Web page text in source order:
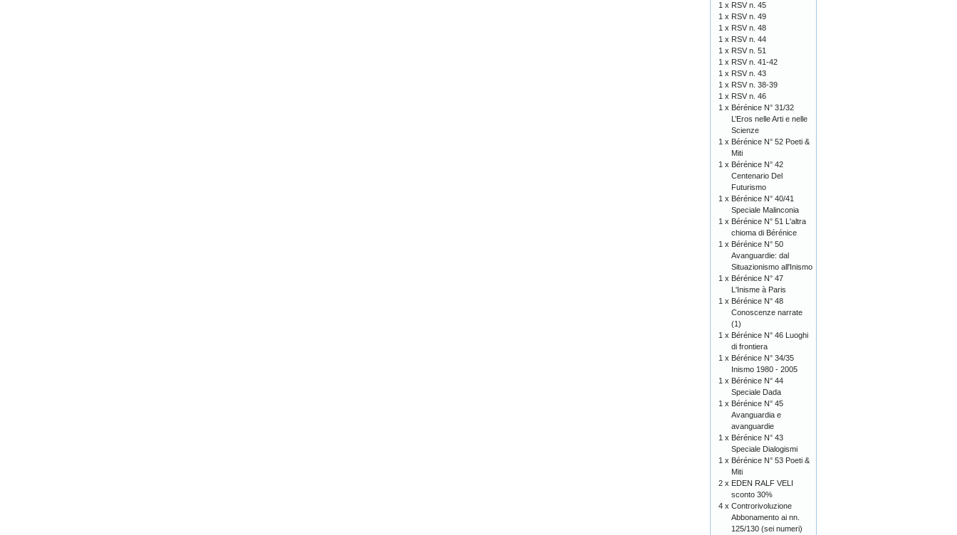
1 x RSV n. 45
1 x RSV n. 49
1 x RSV n. 48
1 x RSV n. 44
1 x RSV n. 51
1 x RSV n. 41-42
1 x RSV n. 43
1 x RSV n. 38-39
1 x RSV n. 46
1 x Bérénice N° 31/32
L’Eros nelle Arti e nelle
Scienze
1 x Bérénice N° 52 Poeti &
Miti
1 x Bérénice N° 42
Centenario Del
Futurismo
1 x Bérénice N° 40/41
Speciale Malinconia
1 x Bérénice N° 51 L'altra
chioma di Bérénice
1 x Bérénice N° 50
Avanguardie: dal
Situazionismo all'Inismo
1 x Bérénice N° 47
L'Inisme à Paris
1 x Bérénice N° 48
Conoscenze narrate
(1)
1 x Bérénice N° 46 Luoghi
di frontiera
1 x Bérénice N° 34/35
Inismo 1980 - 2005
1 x Bérénice N° 44
Speciale Dada
1 x Bérénice N° 45
Avanguardia e
avanguardie
1 x Bérénice N° 43
Speciale Dialogismi
1 x Bérénice N° 53 Poeti &
Miti
2 x EDEN RALF VELI
sconto 30%
4 x Controrivoluzione
Abbonamento ai nn.
125/130 (sei numeri)